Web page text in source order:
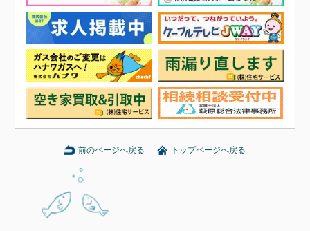
前のページへ戻る トップページへ戻る